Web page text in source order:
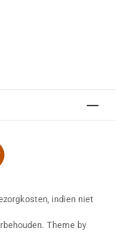
indien niet
Theme by